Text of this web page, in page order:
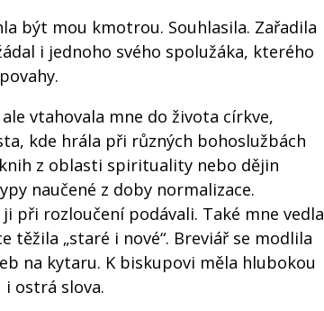
být mou kmotrou. Souhlasila. Zařadila
i jednoho svého spolužáka, kterého
vtahovala mne do života církve,
kde hrála při různých bohoslužbách
z oblasti spirituality nebo dějin
naučené z doby normalizace.
při rozloučení podávali. Také mne vedla
těžila „staré i nové“. Breviář se modlila
na kytaru. K biskupovi měla hlubokou
ostrá slova.